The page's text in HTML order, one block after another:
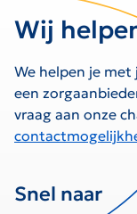
Wij
We helpen je met
een
vraag aan onze
Snel naar